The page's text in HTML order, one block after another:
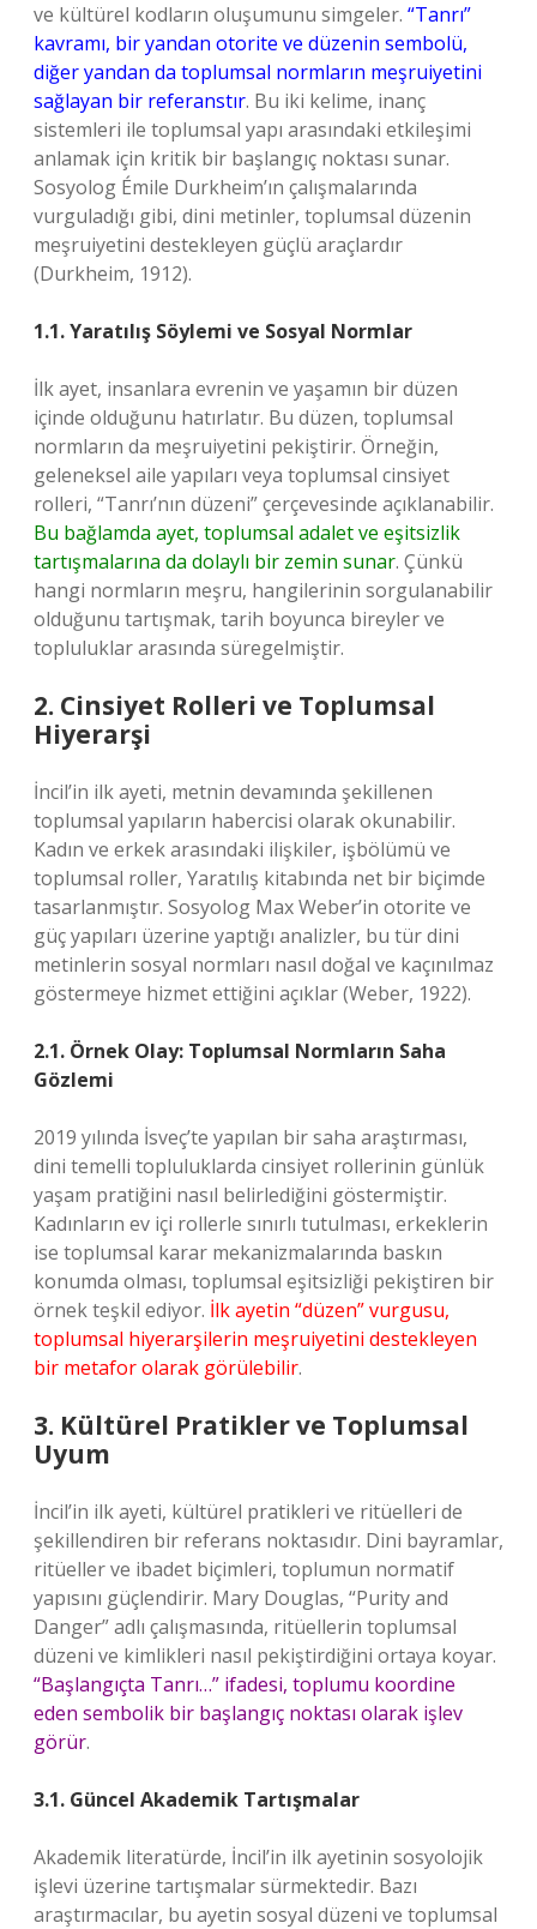
ve kültürel kodların oluşumunu simgeler. “Tanrı”
kavramı, bir yandan otorite ve düzenin sembolü,
diğer yandan da toplumsal normların meşruiyetini
sağlayan bir referanstır. Bu iki kelime, inanç
sistemleri ile toplumsal yapı arasındaki etkileşimi
anlamak için kritik bir başlangıç noktası sunar.
Sosyolog Émile Durkheim’ın çalışmalarında
vurguladığı gibi, dini metinler, toplumsal düzenin
meşruiyetini destekleyen güçlü araçlardır
(Durkheim, 1912).
1.1. Yaratılış Söylemi ve Sosyal Normlar
İlk ayet, insanlara evrenin ve yaşamın bir düzen
içinde olduğunu hatırlatır. Bu düzen, toplumsal
normların da meşruiyetini pekiştirir. Örneğin,
geleneksel aile yapıları veya toplumsal cinsiyet
rolleri, “Tanrı’nın düzeni” çerçevesinde açıklanabilir.
Bu bağlamda ayet, toplumsal adalet ve eşitsizlik
tartışmalarına da dolaylı bir zemin sunar. Çünkü
hangi normların meşru, hangilerinin sorgulanabilir
olduğunu tartışmak, tarih boyunca bireyler ve
topluluklar arasında süregelmiştir.
2. Cinsiyet Rolleri ve Toplumsal
Hiyerarşi
İncil’in ilk ayeti, metnin devamında şekillenen
toplumsal yapıların habercisi olarak okunabilir.
Kadın ve erkek arasındaki ilişkiler, işbölümü ve
toplumsal roller, Yaratılış kitabında net bir biçimde
tasarlanmıştır. Sosyolog Max Weber’in otorite ve
güç yapıları üzerine yaptığı analizler, bu tür dini
metinlerin sosyal normları nasıl doğal ve kaçınılmaz
göstermeye hizmet ettiğini açıklar (Weber, 1922).
2.1. Örnek Olay: Toplumsal Normların Saha
Gözlemi
2019 yılında İsveç’te yapılan bir saha araştırması,
dini temelli topluluklarda cinsiyet rollerinin günlük
yaşam pratiğini nasıl belirlediğini göstermiştir.
Kadınların ev içi rollerle sınırlı tutulması, erkeklerin
ise toplumsal karar mekanizmalarında baskın
konumda olması, toplumsal eşitsizliği pekiştiren bir
örnek teşkil ediyor. İlk ayetin “düzen” vurgusu,
toplumsal hiyerarşilerin meşruiyetini destekleyen
bir metafor olarak görülebilir.
3. Kültürel Pratikler ve Toplumsal
Uyum
İncil’in ilk ayeti, kültürel pratikleri ve ritüelleri de
şekillendiren bir referans noktasıdır. Dini bayramlar,
ritüeller ve ibadet biçimleri, toplumun normatif
yapısını güçlendirir. Mary Douglas, “Purity and
Danger” adlı çalışmasında, ritüellerin toplumsal
düzeni ve kimlikleri nasıl pekiştirdiğini ortaya koyar.
“Başlangıçta Tanrı…” ifadesi, toplumu koordine
eden sembolik bir başlangıç noktası olarak işlev
görür.
3.1. Güncel Akademik Tartışmalar
Akademik literatürde, İncil’in ilk ayetinin sosyolojik
işlevi üzerine tartışmalar sürmektedir. Bazı
araştırmacılar, bu ayetin sosyal düzeni ve toplumsal